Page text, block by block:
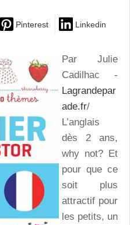
Pinterest Linkedin
Par Julie
Cadilhac -
Lagrandepar
ade.fr/
L’anglais
dès 2 ans,
why not? Et
pour que ce
soit plus
attractif pour
les petits, un